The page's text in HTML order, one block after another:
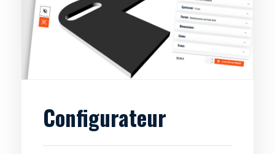
Configurateur